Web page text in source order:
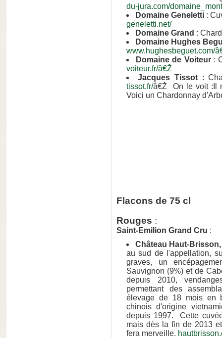
du-jura.com/
Domaine Geneletti :
geneletti.net/
Domaine Grand :
Domaine Hughes
www.hughesbeguet.com/
Domaine de Voiteur:
voiteur.fr/â€Ž
Jacques Tissot:
tissot.fr/â€Ž On le voit :Il
Voici un Chardonnay
Flacons de 75 cl
Rouges :
Saint-Emilion Grand Cru :
Château Haut-Brisson,
au sud de l'appellation,
graves, un
Sauvignon (9%) et de
depuis 2010,
permettant des
élevage de 18 mois en
chinois d'origine
depuis 1997. Cette
mais dès la fin de 2013
fera merveille.